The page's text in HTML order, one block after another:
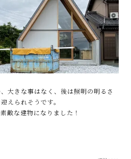
大きな事はなく、後は照明の明るさ
えられそうです。
敵な建物になりました！